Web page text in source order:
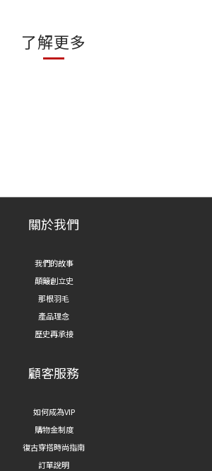
了解更多
關於我們
我們的故事
顛簸創立史
那根羽毛
產品理念
歷史再承接
顧客服務
如何成為VIP
購物金制度
復古穿搭時尚指南
訂單說明